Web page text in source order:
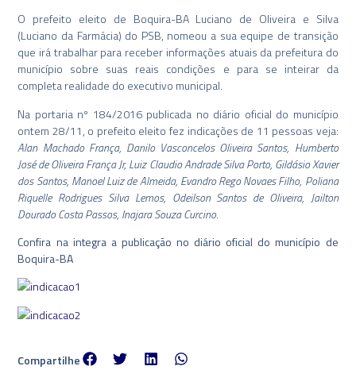
O prefeito eleito de Boquira-BA Luciano de Oliveira e Silva
(Luciano da Farmácia) do PSB, nomeou a sua equipe de transição
que irá trabalhar para receber informações atuais da prefeitura do
município sobre suas reais condições e para se inteirar da
completa realidade do executivo municipal.
Na portaria nº 184/2016 publicada no diário oficial do município
ontem 28/11, o prefeito eleito fez indicações de 11 pessoas veja:
Alan Machado França, Danilo Vasconcelos Oliveira Santos, Humberto
José de Oliveira França Jr, Luiz Claudio Andrade Silva Porto, Gildásio Xavier
dos Santos, Manoel Luiz de Almeida, Evandro Rego Novaes Filho, Poliana
Riquelle Rodrigues Silva Lemos, Odeilson Santos de Oliveira, Jailton
Dourado Costa Passos, Inajara Souza Curcino.
Confira na integra a publicação no diário oficial do município de
Boquira-BA
Compartilhe